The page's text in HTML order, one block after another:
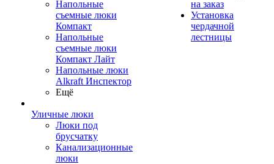
Напольные
съемные люки
Компакт
Напольные
съемные люки
Компакт Лайт
Напольные люки
Alkraft Инспектор
Ещё
Уличные люки
Люки под
брусчатку
Канализационные
люки
на заказ
Установка
чердачной
лестницы